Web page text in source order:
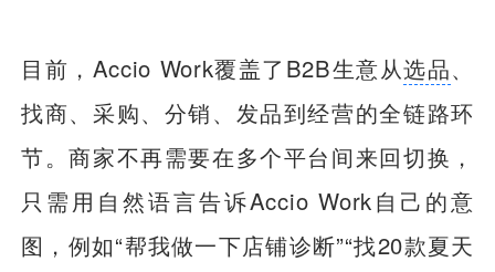
目前，Accio Work覆盖了B2B生意从选品、
找商、采购、分销、发品到经营的全链路环
节。商家不再需要在多个平台间来回切换，
只需用自然语言告诉Accio Work自己的意
图，例如“帮我做一下店铺诊断”“找20款夏天